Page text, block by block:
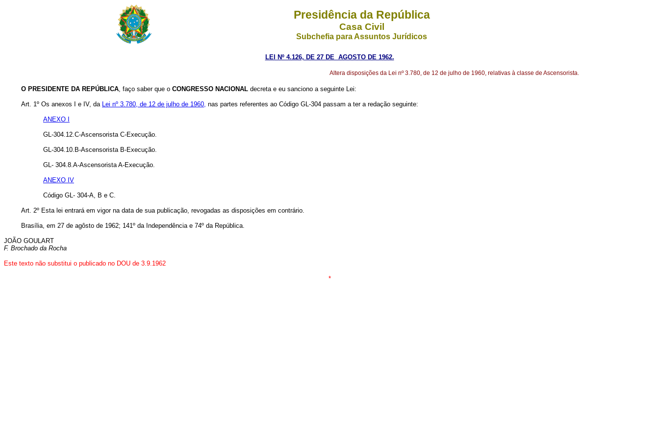
Presidência da República
Casa Civil
Subchefia para Assuntos Jurídicos
LEI Nº 4.126, DE 27 DE AGOSTO DE 1962.
Altera disposições da Lei nº 3.780, de 12 de julho de 1960, relativas à classe de Ascensorista.
O PRESIDENTE DA REPÚBLICA, faço saber que o CONGRESSO NACIONAL decreta e eu sanciono a seguinte Lei:
Art. 1º Os anexos I e IV, da Lei nº 3.780, de 12 de julho de 1960, nas partes referentes ao Código GL-304 passam a ter a redação seguinte:
ANEXO I
GL-304.12.C-Ascensorista C-Execução.
GL-304.10.B-Ascensorista B-Execução.
GL- 304.8.A-Ascensorista A-Execução.
ANEXO IV
Código GL- 304-A, B e C.
Art. 2º Esta lei entrará em vigor na data de sua publicação, revogadas as disposições em contrário.
Brasília, em 27 de agôsto de 1962; 141º da Independência e 74º da República.
JOÃO GOULART
F. Brochado da Rocha
Este texto não substitui o publicado no DOU de 3.9.1962
*